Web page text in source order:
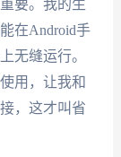
要。我的生
在Android手
无缝运行。
用，让我和
，这才叫省